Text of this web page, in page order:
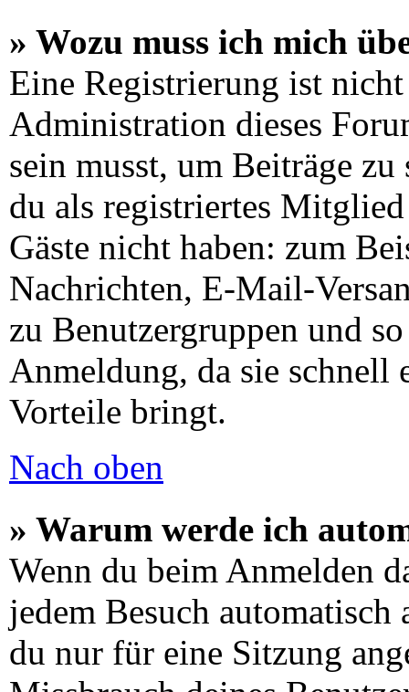
» Wozu muss ich mich
Eine Registrierung ist
Administration dieses
sein musst, um Beiträge
du als registriertes
Gäste nicht haben: zum
Nachrichten, E-Mail-
zu Benutzergruppen und
Anmeldung, da sie
Vorteile bringt.
Nach oben
» Warum werde ich
Wenn du beim Anmelden
jedem Besuch
du nur für eine Sitzung